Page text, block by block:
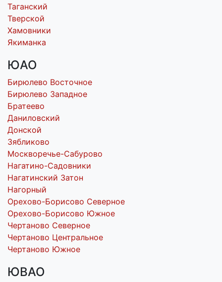
Таганский
Тверской
Хамовники
Якиманка
ЮАО
Бирюлево Восточное
Бирюлево Западное
Братеево
Даниловский
Донской
Зябликово
Москворечье-Сабурово
Нагатино-Садовники
Нагатинский Затон
Нагорный
Орехово-Борисово Северное
Орехово-Борисово Южное
Чертаново Северное
Чертаново Центральное
Чертаново Южное
ЮВАО